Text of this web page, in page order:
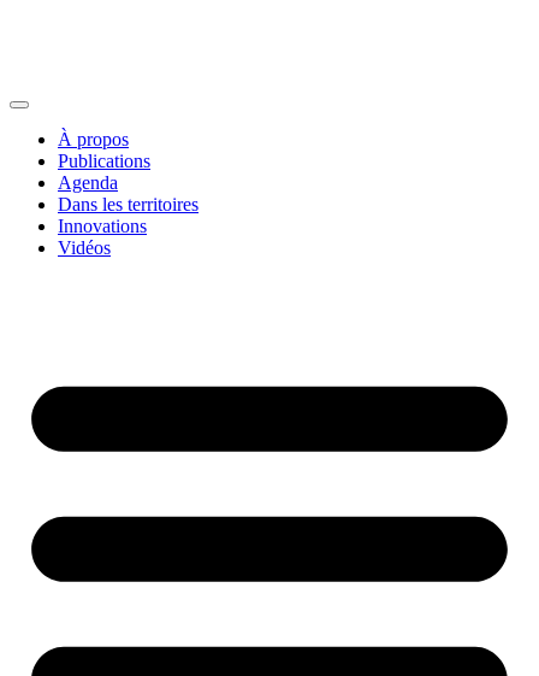
À propos
Publications
Agenda
Dans les territoires
Innovations
Vidéos